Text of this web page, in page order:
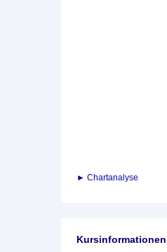
► Chartanalyse